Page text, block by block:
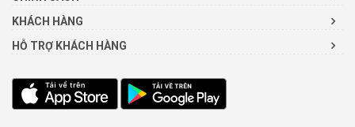
KHÁCH HÀNG
HỖ TRỢ KHÁCH HÀNG